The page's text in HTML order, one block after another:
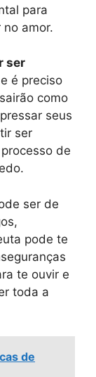
para
amor.
ser
é preciso
como
seus
ser
de
ser de
pode te
te ouvir e
toda a
de